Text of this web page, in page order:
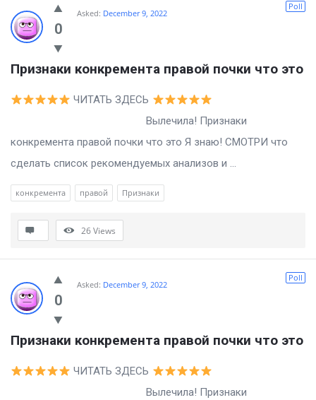
0
Poll
Asked: December 9, 2022
Признаки конкремента правой почки что это
ЧИТАТЬ ЗДЕСЬ
Вылечила! Признаки
конкремента правой почки что это Я знаю! СМОТРИ что
сделать список рекомендуемых анализов и ...
конкремента правой Признаки
26Views
0
Poll
Asked: December 9, 2022
Признаки конкремента правой почки что это
ЧИТАТЬ ЗДЕСЬ
Вылечила! Признаки